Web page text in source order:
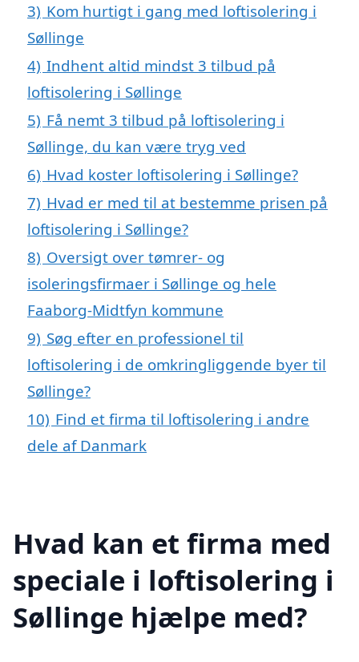
3) Kom hurtigt i gang med loftisolering i
Søllinge
4) Indhent altid mindst 3 tilbud på
loftisolering i Søllinge
5) Få nemt 3 tilbud på loftisolering i
Søllinge, du kan være tryg ved
6) Hvad koster loftisolering i Søllinge?
7) Hvad er med til at bestemme prisen på
loftisolering i Søllinge?
8) Oversigt over tømrer- og
isoleringsfirmaer i Søllinge og hele
Faaborg-Midtfyn kommune
9) Søg efter en professionel til
loftisolering i de omkringliggende byer til
Søllinge?
10) Find et firma til loftisolering i andre
dele af Danmark
Hvad kan et firma med
speciale i loftisolering i
Søllinge hjælpe med?